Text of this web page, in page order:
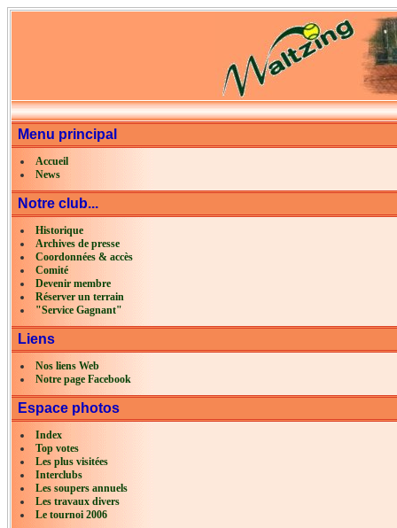
Menu principal
Accueil
News
Notre club...
Historique
Archives de presse
Coordonnées & accès
Comité
Devenir membre
Réserver un terrain
"Service Gagnant"
Liens
Nos liens Web
Notre page Facebook
Espace photos
Index
Top votes
Les plus visitées
Interclubs
Les soupers annuels
Les travaux divers
Le tournoi 2006